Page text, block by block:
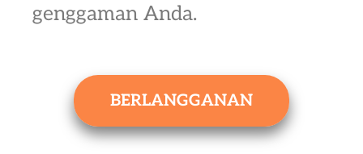
genggaman Anda.
BERLANGGANAN